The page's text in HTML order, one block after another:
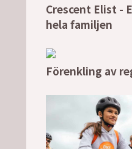
Crescent Elist -
hela familjen
Förenkling av